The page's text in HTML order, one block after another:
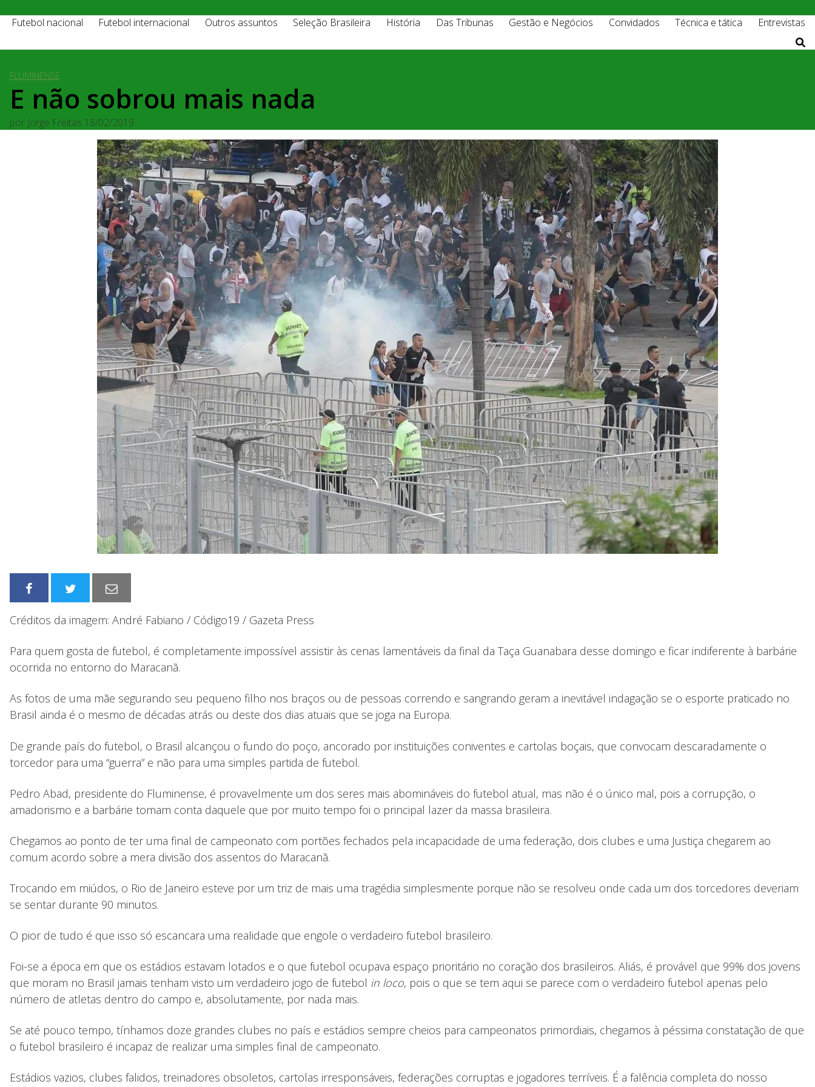
Futebol nacional Futebol internacional Outros assuntos Seleção Brasileira História Das Tribunas Gestão e Negócios Convidados Técnica e tática Entrevistas
FLUMINENSE
E não sobrou mais nada
por Jorge Freitas 18/02/2019
Créditos da imagem: André Fabiano / Código19 / Gazeta Press
Para quem gosta de futebol, é completamente impossível assistir às cenas lamentáveis da final da Taça Guanabara desse domingo e ficar indiferente à barbárie
ocorrida no entorno do Maracanã.
As fotos de uma mãe segurando seu pequeno filho nos braços ou de pessoas correndo e sangrando geram a inevitável indagação se o esporte praticado no
Brasil ainda é o mesmo de décadas atrás ou deste dos dias atuais que se joga na Europa.
De grande país do futebol, o Brasil alcançou o fundo do poço, ancorado por instituições coniventes e cartolas boçais, que convocam descaradamente o
torcedor para uma “guerra” e não para uma simples partida de futebol.
Pedro Abad, presidente do Fluminense, é provavelmente um dos seres mais abomináveis do futebol atual, mas não é o único mal, pois a corrupção, o
amadorismo e a barbárie tomam conta daquele que por muito tempo foi o principal lazer da massa brasileira.
Chegamos ao ponto de ter uma final de campeonato com portões fechados pela incapacidade de uma federação, dois clubes e uma Justiça chegarem ao
comum acordo sobre a mera divisão dos assentos do Maracanã.
Trocando em miúdos, o Rio de Janeiro esteve por um triz de mais uma tragédia simplesmente porque não se resolveu onde cada um dos torcedores deveriam
se sentar durante 90 minutos.
O pior de tudo é que isso só escancara uma realidade que engole o verdadeiro futebol brasileiro.
Foi-se a época em que os estádios estavam lotados e o que futebol ocupava espaço prioritário no coração dos brasileiros. Aliás, é provável que 99% dos jovens
que moram no Brasil jamais tenham visto um verdadeiro jogo de futebol in loco, pois o que se tem aqui se parece com o verdadeiro futebol apenas pelo
número de atletas dentro do campo e, absolutamente, por nada mais.
Se até pouco tempo, tínhamos doze grandes clubes no país e estádios sempre cheios para campeonatos primordiais, chegamos à péssima constatação de que
o futebol brasileiro é incapaz de realizar uma simples final de campeonato.
Estádios vazios, clubes falidos, treinadores obsoletos, cartolas irresponsáveis, federações corruptas e jogadores terríveis. É a falência completa do nosso